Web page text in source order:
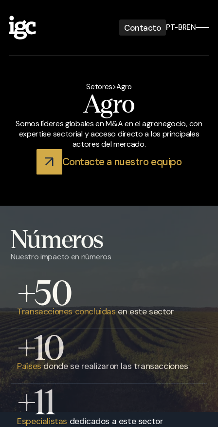
Contacto PT-BREN
Setores>Agro
Agro
Somos líderes globales en M&A en el agronegocio, con
expertise sectorial y acceso directo a los principales
actores del mercado.
Contacte a nuestro equipo
Números
Nuestro impacto en números
+50
Transacciones concluidas en este sector
+10
Paísesdonde se realizaron las transacciones
+11
Especialistas dedicados a este sector